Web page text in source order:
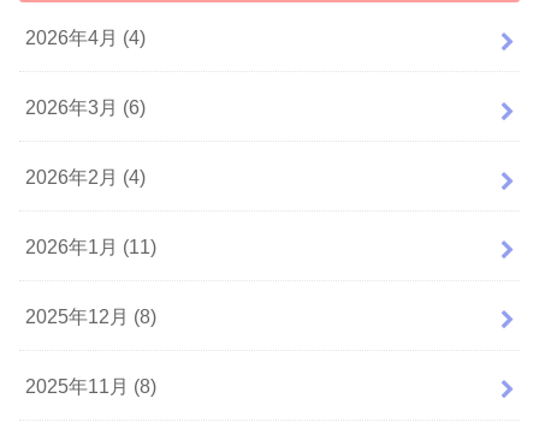
2026年4月 (4)
2026年3月 (6)
2026年2月 (4)
2026年1月 (11)
2025年12月 (8)
2025年11月 (8)